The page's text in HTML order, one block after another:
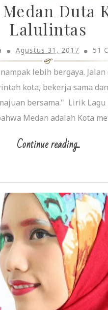
Duta
Lalulintas
Agustus 31, 2017 51
lebih bergaya.
kota, bekerja sama
bersama." Lirik
Medan adalah Kota
Continue reading...